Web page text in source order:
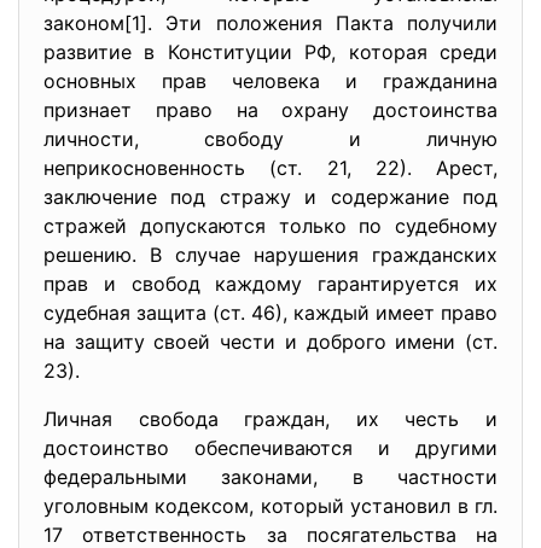
законом[1]. Эти положения Пакта получили
развитие в Конституции РФ, которая среди
основных прав человека и гражданина
признает право на охрану достоинства
личности, свободу и личную
неприкосновенность (ст. 21, 22). Арест,
заключение под стражу и содержание под
стражей допускаются только по судебному
решению. В случае нарушения гражданских
прав и свобод каждому гарантируется их
судебная защита (ст. 46), каждый имеет право
на защиту своей чести и доброго имени (ст.
23).
Личная свобода граждан, их честь и
достоинство обеспечиваются и другими
федеральными законами, в частности
уголовным кодексом, который установил в гл.
17 ответственность за посягательства на